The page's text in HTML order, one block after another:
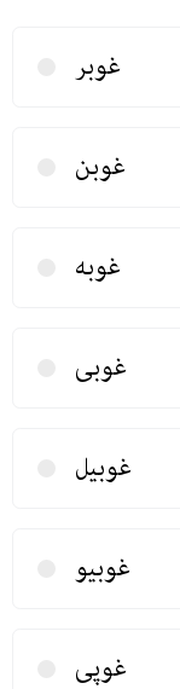
غوبر
غوبن
غوبه
غوبی
غوبیل
غوبیو
غوپی